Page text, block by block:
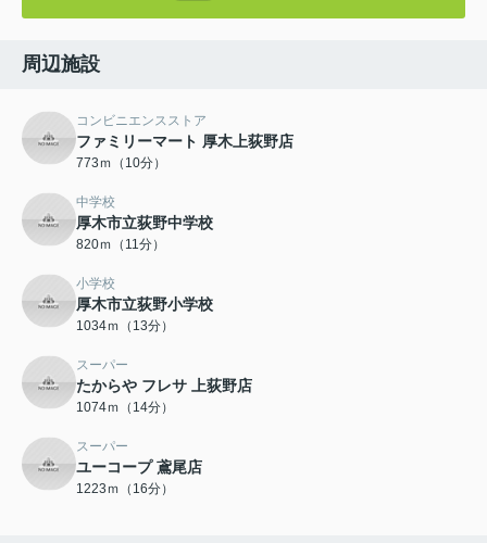
周辺施設
コンビニエンスストア
ファミリーマート 厚木上荻野店
773ｍ（10分）
中学校
厚木市立荻野中学校
820ｍ（11分）
小学校
厚木市立荻野小学校
1034ｍ（13分）
スーパー
たからや フレサ 上荻野店
1074ｍ（14分）
スーパー
ユーコープ 鳶尾店
1223ｍ（16分）